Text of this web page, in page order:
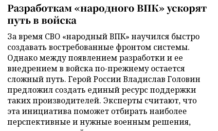
Разработкам «народного ВПК» ускорят
путь в войска
За время СВО «народный ВПК» научился быстро
создавать востребованные фронтом системы.
Однако между появлением разработки и ее
внедрением в войска по-прежнему остается
сложный путь. Герой России Владислав Головин
предложил создать единый ресурс поддержки
таких производителей. Эксперты считают, что
эта инициатива поможет отбирать наиболее
перспективные и нужные военным решения,